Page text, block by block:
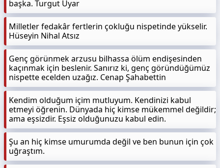
başka. Turgut Uyar
Milletler fedakâr fertlerin çokluğu nispetinde yükselir.
Hüseyin Nihal Atsız
Genç görünmek arzusu bilhassa ölüm endişesinden
kaçınmak için beslenir. Sanırız ki, genç göründüğümüz
nispette ecelden uzağız. Cenap Şahabettin
Kendim olduğum içim mutluyum. Kendinizi kabul
etmeyi öğrenin. Dünyada hiç kimse mükemmel değildir;
ama eşsizdir. Eşsiz olduğunuzu kabul edin.
Şu an hiç kimse umurumda değil ve ben bunun için çok
uğraştım.